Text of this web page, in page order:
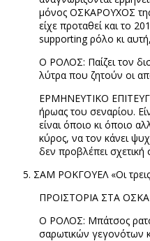
μόνος ΟΣΚΑΡΟΥΧΟΣ
είχε προταθεί και το
supportingρόλο κι
Ο ΡΟΛΟΣ: Παίζει τον
λύτρα που ζητούν οι
ΕΡΜΗΝΕΥΤΙΚΟ
ήρωας του σεναρίου.
είναι όποιο κι όποιο
κύρος, να τον κάνει
δεν προβλέπει σχετική
ΣΑΜ ΡΟΚΓΟΥΕΛ «Οι
ΠΡΟΙΣΤΟΡΙΑ ΣΤΑ
Ο ΡΟΛΟΣ: Μπάτσος
σαρωτικών γεγονότων